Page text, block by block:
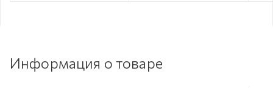
Информация о товаре